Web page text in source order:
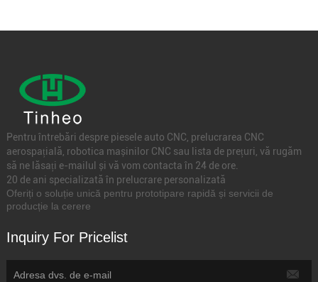
Pentru întrebări despre piesele auto CNC, prelucrarea CNC
aerospațială, robotica mașinilor CNC sau lista de prețuri, vă rugăm
să ne lăsați e-mailul și vă vom contacta în 24 de ore.
20 de ani specializată în prelucrare personalizată
Oferiți o soluție unică pentru prototipare rapidă și servicii de
producție la cerere
Inquiry For Pricelist